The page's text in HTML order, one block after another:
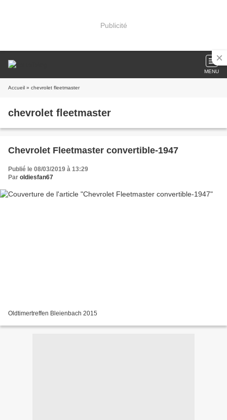
Publicité
MENU
Accueil » chevrolet fleetmaster
chevrolet fleetmaster
Chevrolet Fleetmaster convertible-1947
Publié le 08/03/2019 à 13:29
Par oldiesfan67
Oldtimertreffen Bleienbach 2015